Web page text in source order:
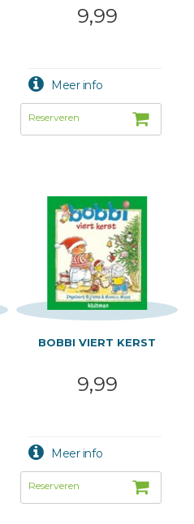
9,99
BOBBI VIERT KERST
9,99